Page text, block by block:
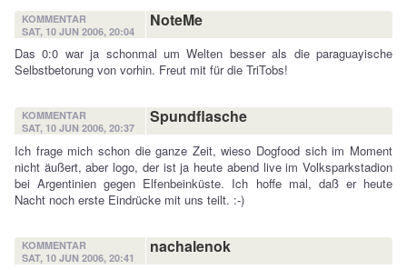
KOMMENTAR
SAT, 10 JUN 2006, 20:04
NoteMe
Das 0:0 war ja schonmal um Welten besser als die paraguayische
Selbstbetorung von vorhin. Freut mit für die TriTobs!
KOMMENTAR
SAT, 10 JUN 2006, 20:37
Spundflasche
Ich frage mich schon die ganze Zeit, wieso Dogfood sich im Moment
nicht äußert, aber logo, der ist ja heute abend live im Volksparkstadion
bei Argentinien gegen Elfenbeinküste. Ich hoffe mal, daß er heute
Nacht noch erste Eindrücke mit uns teilt. :-)
KOMMENTAR
SAT, 10 JUN 2006, 20:41
nachalenok